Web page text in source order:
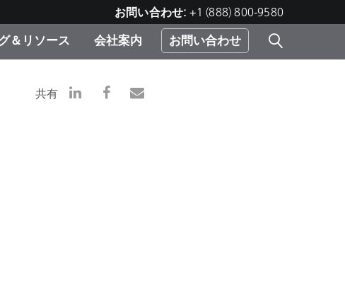
お問い合わせ: +1 (888) 800-9580
プグレー
料）
ー＆プリ
OEM ソ
＆リソース 会社案内 お問い合わせ
共有